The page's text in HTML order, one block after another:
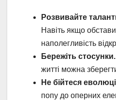
Розвивайте
Навіть якщо
наполегливість
Бережіть стосунки.
житті можна
Не бійтеся
попу до оперних